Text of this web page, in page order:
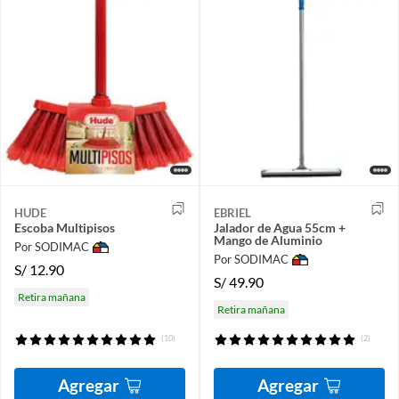
HUDE
Escoba Multipisos
Por SODIMAC
S/ 12.90
Retira mañana
(10)
Agregar
EBRIEL
Jalador de Agua 55cm +
Mango de Aluminio
Por SODIMAC
S/49.90
Retira mañana
(2)
Agregar